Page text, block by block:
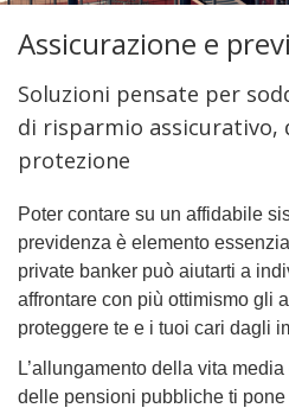
Assicurazione e
Soluzioni pensate per
di risparmio assicurativo,
protezione
Poter contare su un affidabile
previdenza è elemento
private banker può aiutarti a
affrontare con più ottimismo gli
proteggere te e i tuoi cari dagli
L’allungamento della vita
delle pensioni pubbliche ti